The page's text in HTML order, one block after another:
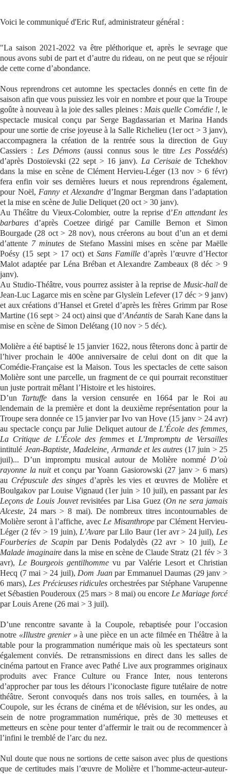
Voici le communiqué d'Eric Ruf, administrateur général :
"La saison 2021-2022 va être pléthorique et, après le sevrage que
nous avons subi de part et d’autre du rideau, on ne peut que se réjouir
de cette corne d’abondance.
Nous reprendrons cet automne les spectacles donnés en cette fin de
saison afin que vous puissiez les voir en nombre et pour que la Troupe
goûte à nouveau à la joie des salles pleines : Mais quelle Comédie !, le
spectacle musical conçu par Serge Bagdassarian et Marina Hands
pour une sortie de crise joyeuse à la Salle Richelieu (1er oct > 3 janv),
accompagnera la création de la rentrée sous la direction de Guy
Cassiers : Les Démons(aussi connus sous le titre Les Possédés)
d’après Dostoïevski (22 sept > 16 janv). La Cerisaiede Tchekhov
dans la mise en scène de Clément Hervieu-Léger (13 nov > 6 févr)
fera enfin voir ses dernières lueurs et nous reprendrons également,
pour Noël, Fanny et Alexandre d’Ingmar Bergman dans l’adaptation
et la mise en scène de Julie Deliquet (20 oct > 30 janv).
Au Théâtre du Vieux-Colombier, outre la reprise d’En attendant les
barbares d’après Coetzee dirigé par Camille Bernon et Simon
Bourgade (28 oct > 28 nov), nous créerons au bout d’un an et demi
d’attente 7 minutes de Stefano Massini mises en scène par Maëlle
Poésy (15 sept > 17 oct) et Sans Famille d’après l’œuvre d’Hector
Malot adaptée par Léna Bréban et Alexandre Zambeaux (8 déc > 9
janv).
Au Studio-Théâtre, vous pourrez assister à la reprise de Music-hall de
Jean-Luc Lagarce mis en scène par Glysleïn Lefever (17 déc > 9 janv)
et aux créations d’Hansel et Gretel d’après les frères Grimm par Rose
Martine (16 sept > 24 oct) ainsi que d’Anéantis de Sarah Kane dans la
mise en scène de Simon Delétang (10 nov > 5 déc).
Molière a été baptisé le 15 janvier 1622, nous fêterons donc à partir de
l’hiver prochain le 400e anniversaire de celui dont on dit que la
Comédie-Française est la Maison. Tous les spectacles de cette saison
Molière sont une parcelle, un fragment de ce qui pourrait reconstituer
un juste portrait mêlant l’Histoire et les histoires.
D’un Tartuffe dans la version censurée en 1664 par le Roi au
lendemain de la première et dont la deuxième représentation pour la
Troupe sera donnée ce 15 janvier par Ivo van Hove (15 janv > 24 avr)
au spectacle conçu par Julie Deliquet autour de L’École des femmes,
La Critique de L’École des femmes et L’Impromptu de Versailles
intitulé Jean-Baptiste, Madeleine, Armande et les autres (17 juin > 25
juil)... D’un impromptu musical autour de Molière nommé D’où
rayonne la nuitet conçu par Yoann Gasiorowski (27 janv > 6 mars)
au Crépuscule des singesd’après les vies et œuvres de Molière et
Boulgakov par Louise Vignaud (1er juin > 10 juil), en passant par les
Leçons de Louis Jouvetrevisitées par Lisa Guez (On ne sera jamais
Alceste, 24 mars > 8 mai). De nombreux titres incontournables de
Molière seront à l’affiche, avec Le Misanthropepar Clément Hervieu-
Léger (2 fév > 19 juin), L’Avare par Lilo Baur (1er avr > 24 juil), Les
Fourberies de Scapinpar Denis Podalydès (22 avr > 10 juil), Le
Malade imaginaire dans la mise en scène de Claude Stratz (21 fév > 3
avr), Le Bourgeois gentilhommevu par Valérie Lesort et Christian
Hecq (7 mai > 24 juil), Dom Juanpar Emmanuel Daumas (29 janv >
6 mars), Les Précieuses ridicules orchestrées par Stéphane Varupenne
et Sébastien Pouderoux (25 mars > 8 mai) ou encore Le Mariage forcé
par Louis Arene (26 mai > 3 juil).
D’une rencontre savante à la Coupole, rebaptisée pour l’occasion
notre «Illustre grenier » à une pièce en un acte filmée en Théâtre à la
table pour la programmation numérique mais où les spectateurs sont
également conviés. De retransmissions en direct dans les salles de
cinéma partout en France avec Pathé Live aux programmes originaux
produits avec France Culture ou France Inter, nous tenterons
d’approcher par tous les détours l’iconoclaste figure tutélaire de notre
théâtre. Seront convoqués dans nos trois salles, en tournées, à la
Coupole, sur les écrans de cinéma et de télévision, sur les ondes, au
sein de notre programmation numérique, près de 30 metteuses et
metteurs en scène pour tenter d’affermir le trait ou de recommencer à
l’infini le tremblé de l’arc du nez.
Nul doute que nous ne sortions de cette saison avec plus de questions
que de certitudes mais l’œuvre de Molière et l’homme-acteur-auteur-